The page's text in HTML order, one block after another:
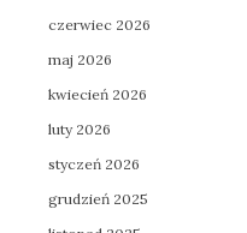
czerwiec 2026
maj 2026
kwiecień 2026
luty 2026
styczeń 2026
grudzień 2025